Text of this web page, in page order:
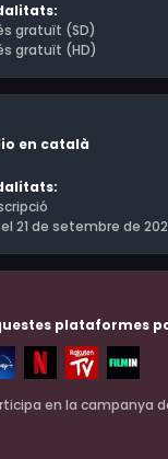
gratuït (SD)
gratuït (HD)
en català
21 de setembre de
plataformes
en la campanya